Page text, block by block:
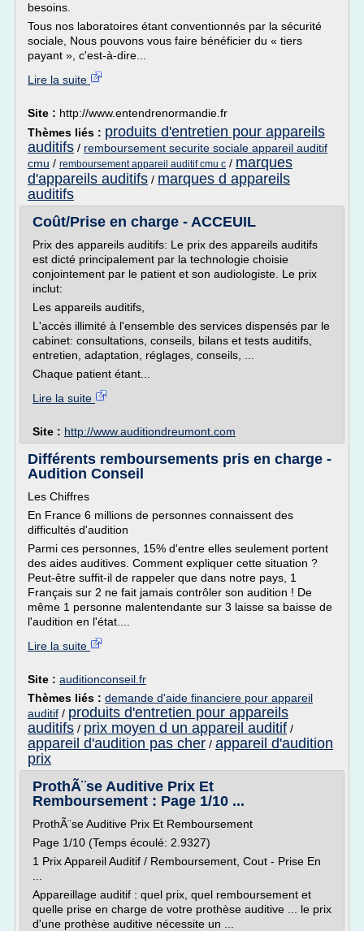
besoins.
Tous nos laboratoires étant conventionnés par la sécurité
sociale, Nous pouvons vous faire bénéficier du « tiers
payant », c'est-à-dire...
Lire la suite
Site : http://www.entendrenormandie.fr
Thèmes liés : produits d'entretien pour appareils
auditifs / remboursement securite sociale appareil auditif
cmu / remboursement appareil auditif cmu c / marques
d'appareils auditifs / marques d appareils
auditifs
Coût/Prise en charge - ACCEUIL
Prix des appareils auditifs: Le prix des appareils auditifs
est dicté principalement par la technologie choisie
conjointement par le patient et son audiologiste. Le prix
inclut:
Les appareils auditifs,
L'accès illimité à l'ensemble des services dispensés par le
cabinet: consultations, conseils, bilans et tests auditifs,
entretien, adaptation, réglages, conseils, ...
Chaque patient étant...
Lire la suite
Site : http://www.auditiondreumont.com
Différents remboursements pris en charge -
Audition Conseil
Les Chiffres
En France 6 millions de personnes connaissent des
difficultés d'audition
Parmi ces personnes, 15% d'entre elles seulement portent
des aides auditives. Comment expliquer cette situation ?
Peut-être suffit-il de rappeler que dans notre pays, 1
Français sur 2 ne fait jamais contrôler son audition ! De
même 1 personne malentendante sur 3 laisse sa baisse de
l'audition en l'état....
Lire la suite
Site : auditionconseil.fr
Thèmes liés : demande d'aide financiere pour appareil
auditif / produits d'entretien pour appareils
auditifs / prix moyen d un appareil auditif /
appareil d'audition pas cher / appareil d'audition
prix
ProthÃ¨se Auditive Prix Et
Remboursement : Page 1/10 ...
ProthÃ¨se Auditive Prix Et Remboursement
Page 1/10 (Temps écoulé: 2.9327)
1 Prix Appareil Auditif / Remboursement, Cout - Prise En
Appareillage auditif : quel prix, quel remboursement et
quelle prise en charge de votre prothèse auditive ... le prix
d'une prothèse auditive nécessite un ...